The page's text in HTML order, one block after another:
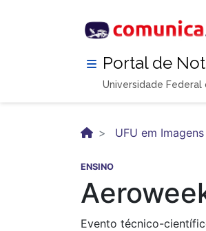
Portal de
Universidade Federal
UFU em Imagens
ENSINO
Evento técnico-